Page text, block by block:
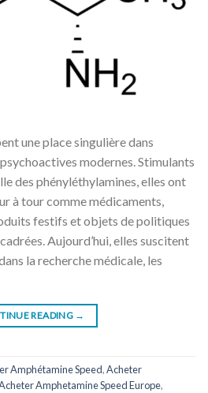
une place singulière dans
modernes. Stimulants
des phényléthylamines, elles ont
à tour comme médicaments,
festifs et objets de politiques
Aujourd’hui, elles suscitent
la recherche médicale, les
READING →
Amphétamine Speed,Acheter
Amphetamine Speed ​​​​Europe,